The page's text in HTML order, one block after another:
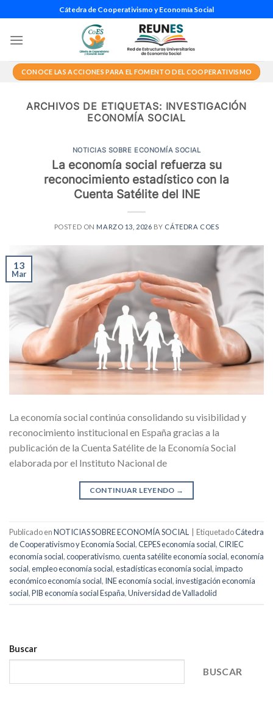
al
contenido
Cátedra de Cooperativismo y Economía Social
CONOCE LAS ACCIONES PARA EL FOMENTO DEL COOPERATIVISMO
ARCHIVOS DE ETIQUETAS: INVESTIGACIÓN
ECONOMÍA SOCIAL
NOTICIAS SOBRE ECONOMÍA SOCIAL
La economía social refuerza su
reconocimiento estadístico con la
Cuenta Satélite del INE
POSTED ON MARZO 13, 2026 BY CÁTEDRA COES
13
Mar
La economía social continúa consolidando su visibilidad y
reconocimiento institucional en España gracias a la
publicación de la Cuenta Satélite de la Economía Social
elaborada por el Instituto Nacional de
CONTINUAR LEYENDO →
Publicado enNOTICIAS SOBRE ECONOMÍA SOCIAL EtiquetadoCátedra
de Cooperativismo y Economía Social,CEPES economía social,CIRIEC
economía social,cooperativismo,cuenta satélite economía social,economía
social,empleo economía social,estadísticas economía social,impacto
económico economía social, INE economía social,investigación economía
social,PIB economía social España,Universidad de Valladolid
Buscar
BUSCAR